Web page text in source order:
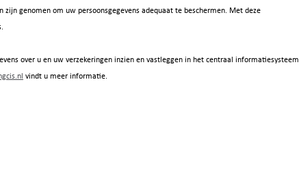
genomen om uw persoonsgegevens adequaat te beschermen. Met deze
over u en uw verzekeringen inzien en vastleggen in het centraal informatiesysteem
vindt u meer informatie.